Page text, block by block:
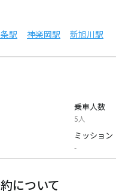
駅 神楽岡駅 新旭川駅
乗車人数
5人
ミッション
-
について